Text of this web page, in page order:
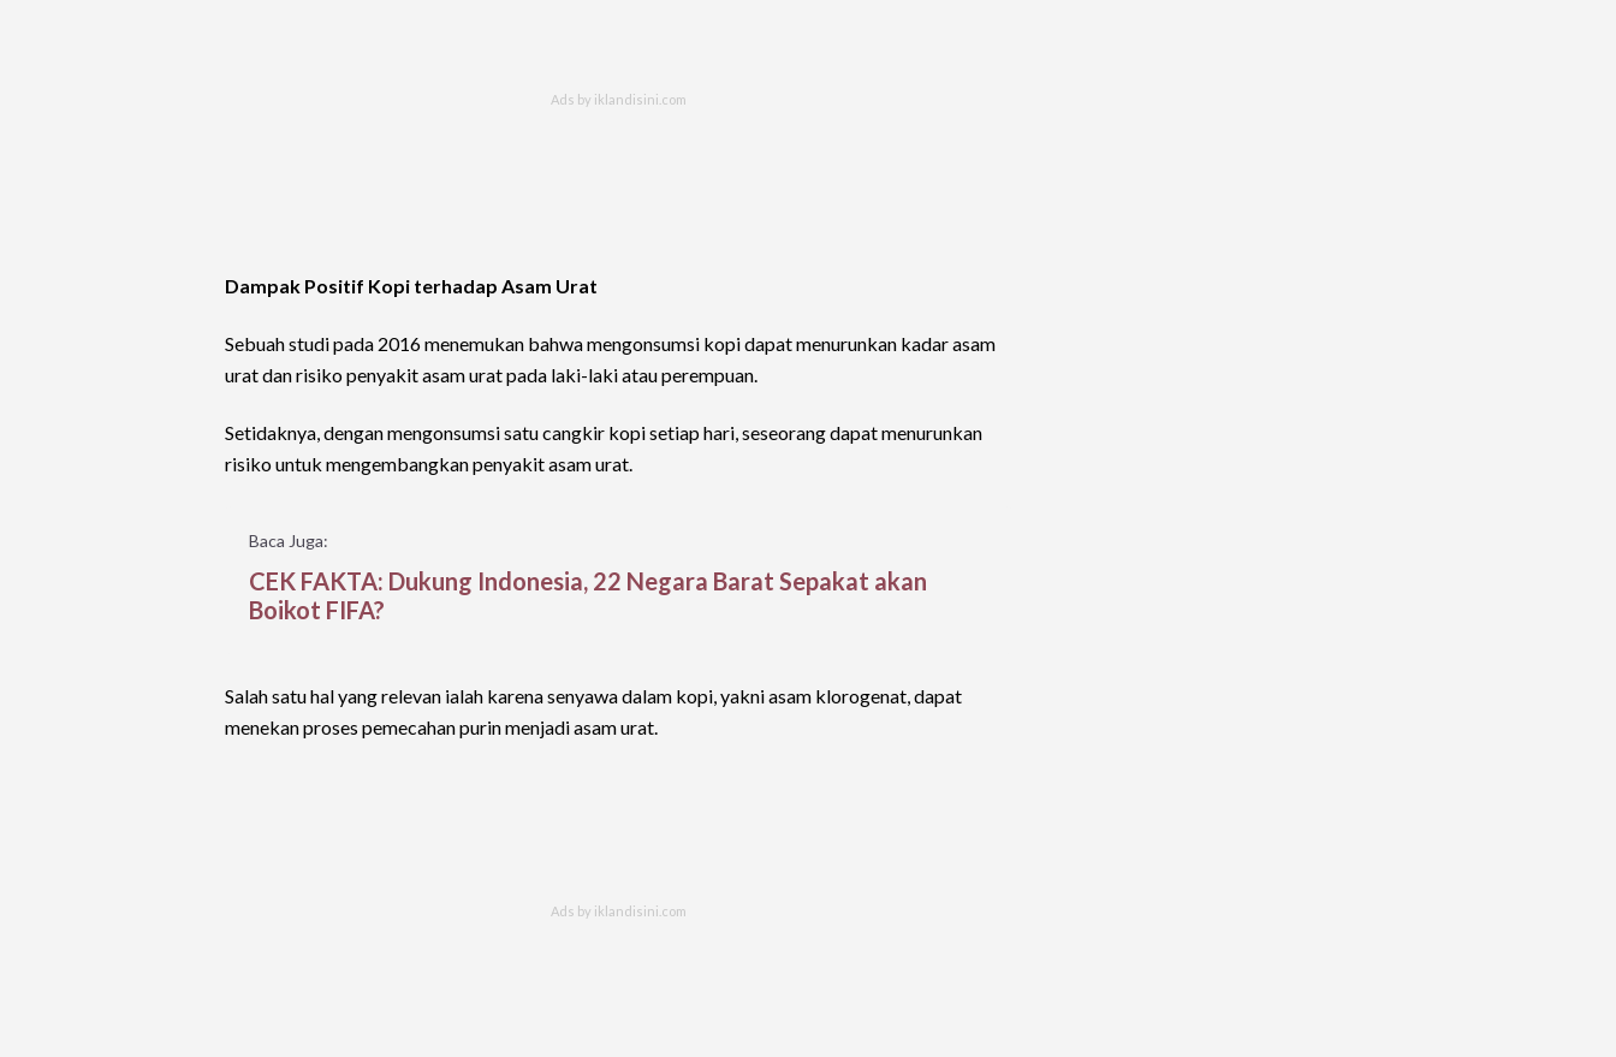
Dampak Positif Kopi terhadap Asam Urat
Sebuah studi pada 2016 menemukan bahwa mengonsumsi kopi dapat menurunkan kadar asam
urat dan risiko penyakit asam urat pada laki-laki atau perempuan.
Setidaknya, dengan mengonsumsi satu cangkir kopi setiap hari, seseorang dapat menurunkan
risiko untuk mengembangkan penyakit asam urat.
Baca Juga:
CEK FAKTA: Dukung Indonesia, 22 Negara Barat Sepakat akan
Boikot FIFA?
Salah satu hal yang relevan ialah karena senyawa dalam kopi, yakni asam klorogenat, dapat
menekan proses pemecahan purin menjadi asam urat.